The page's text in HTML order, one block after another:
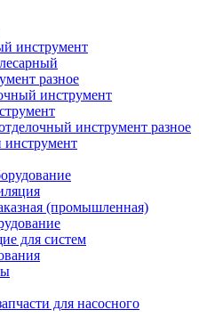
инструмент
разное
инструмент
инструмент разное
(промышленная)
для систем
для насосного